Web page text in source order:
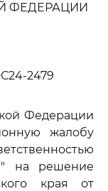
ФЕДЕРАЦИИ
2479
Федерации
жалобу
на решение
края от